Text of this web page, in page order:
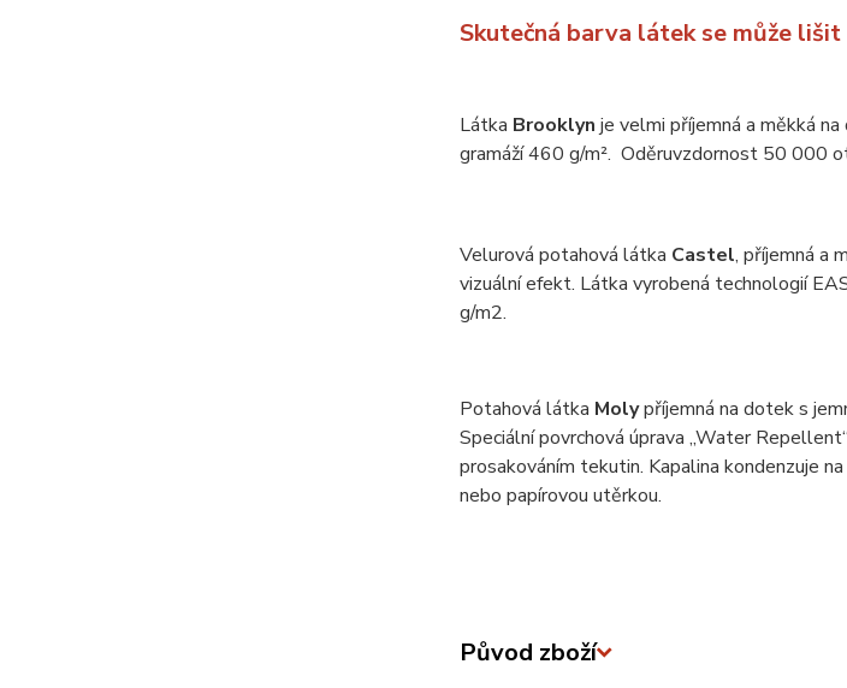
Skutečná barva látek se může
Látka Brooklyn je velmi příjemná a měkká
gramáží 460 g/m². Oděruvzdornost 50 000
Velurová potahová látka Castel, příjemná a
vizuální efekt. Látka vyrobená technologií
g/m2.
Potahová látka Molypříjemná na dotek s
Speciální povrchová úprava „Water
prosakováním tekutin. Kapalina kondenzuje
nebo papírovou utěrkou.
Původ zboží